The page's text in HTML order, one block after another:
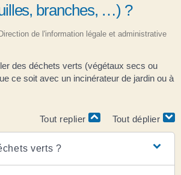
branches, …) ?
de l'information légale et administrative
des déchets verts (végétaux secs ou
ce soit avec un incinérateur de jardin ou à
Tout replier Tout déplier
verts ?